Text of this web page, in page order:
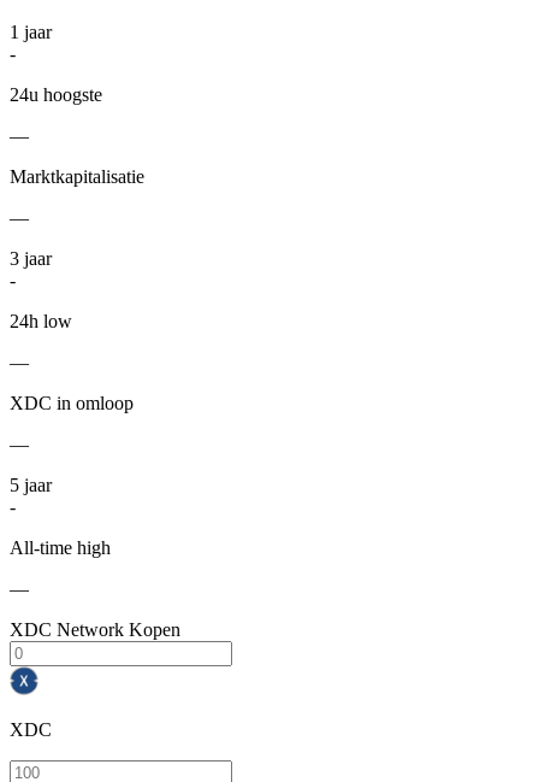
1 jaar
-
24u hoogste
—
Marktkapitalisatie
—
3 jaar
-
24h low
—
XDC in omloop
—
5 jaar
-
All-time high
—
XDC Network Kopen
XDC